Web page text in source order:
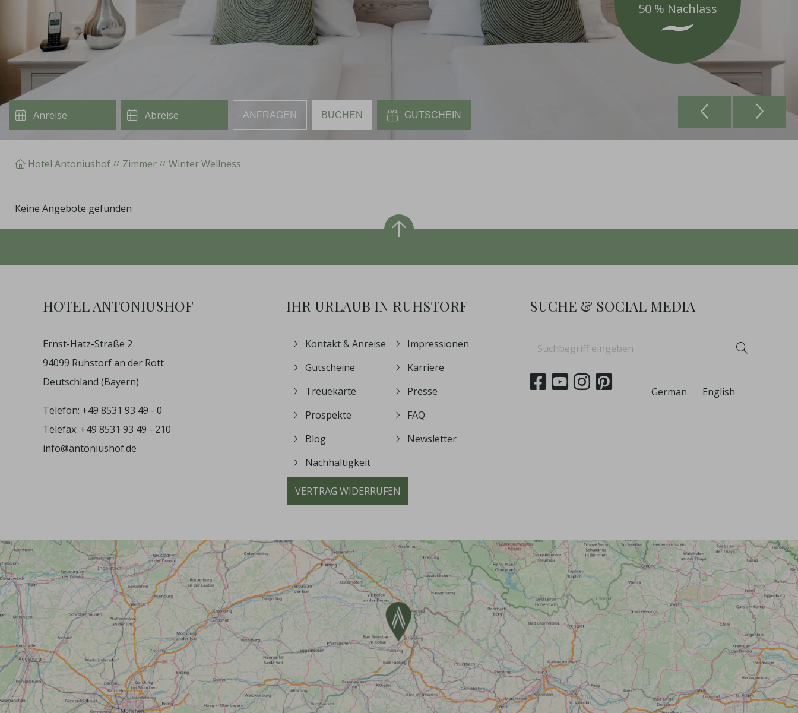
BUCHEN
ANFRAGEN GUTSCHEIN
50 % Nachlass
Hotel Antoniushof Zimmer Winter Wellness
Keine Angebote gefunden
HOTEL ANTONIUSHOF
Ernst-Hatz-Straße 2
94099 Ruhstorf an der Rott
Deutschland (Bayern)
Telefon: +49 8531 93 49 - 0
Telefax: +49 8531 93 49 - 210
info@antoniushof.de
IHR URLAUB IN RUHSTORF
Kontakt & Anreise
Gutscheine
Treuekarte
Prospekte
Blog
Nachhaltigkeit
Impressionen
Karriere
Presse
FAQ
Newsletter
VERTRAG WIDERRUFEN
SUCHE & SOCIAL MEDIA
Suchbegriff
German English